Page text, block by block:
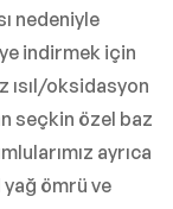
nedeniyle
indirmek için
ısıl/oksidasyon
seçkin özel baz
ayrıca
yağ ömrü ve